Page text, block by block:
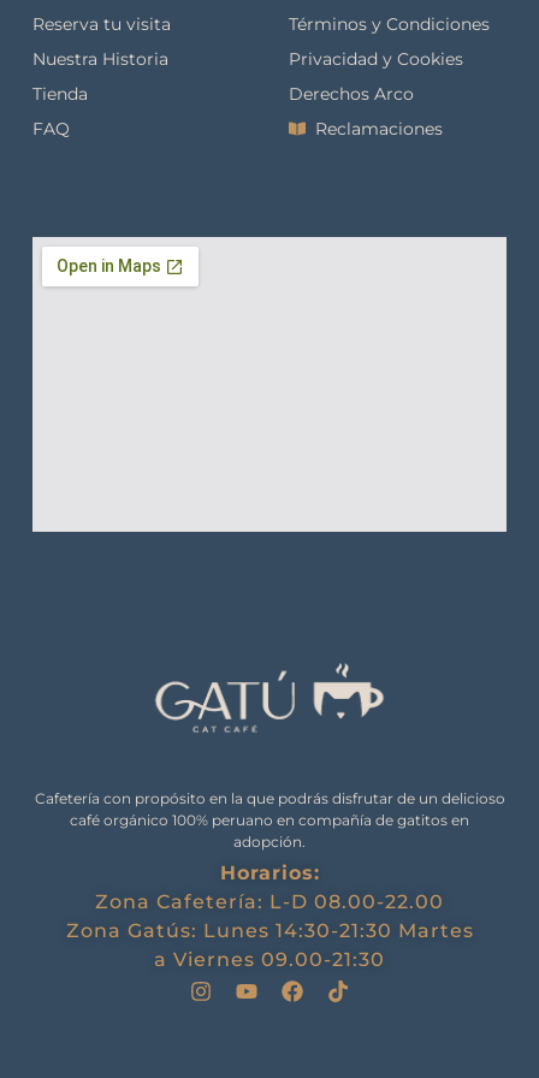
Cafetería con propósito en la que podrás disfrutar de un delicioso
café orgánico 100% peruano en compañía de gatitos en
adopción.
Horarios:
Zona Cafetería: L-D 08.00-22.00
Zona Gatús: Lunes 14:30-21:30 Martes
a Viernes 09.00-21:30
Reserva tu visita
Nuestra Historia
Tienda
FAQ
Términos y Condiciones
Privacidad y Cookies
Derechos Arco
Reclamaciones